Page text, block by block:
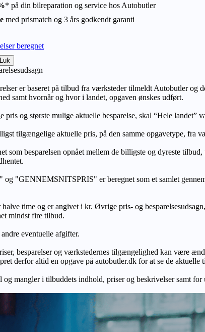
* på din bilreparation og service hos Autobutler
med prismatch og 3 års godkendt garanti
beregnet
Luk
er baseret på tilbud fra værksteder tilmeldt Autobutler
samt hvornår og hvor i landet, opgaven ønskes udført.
pris og største mulige aktuelle besparelse, skal “Hele landet”
tilgængelige aktuelle pris, på den samme opgavetype, fra
som besparelsen opnået mellem de billigste og dyreste
"GENNEMSNITSPRIS" er beregnet som et samlet
time og er angivet i kr. Øvrige pris- og
mindst fire tilbud.
eventuelle afgifter.
besparelser og værkstedernes tilgængelighed kan være
derfor altid en opgave på autobutler.dk for at se de aktuelle
mangler i tilbuddets indhold, priser og beskrivelser samt for